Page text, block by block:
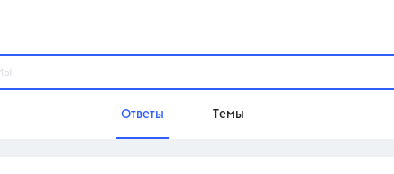
Ответы Темы